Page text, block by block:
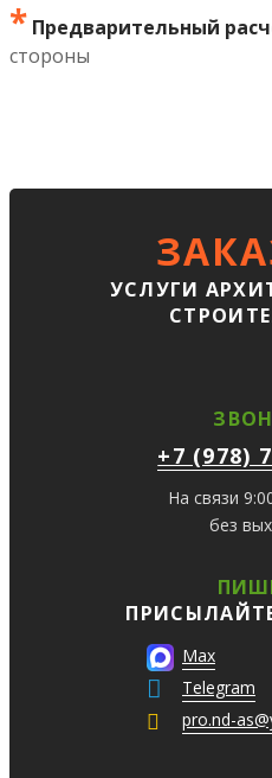
* Предварительный
стороны
УСЛУГИ
+7 (978)
На связи
без
Max
Telegram
pro.nd-